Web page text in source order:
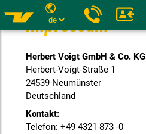
Impressum
Herbert Voigt GmbH & Co. KG
Herbert-Voigt-Straße 1
24539 Neumünster
Deutschland
Kontakt:
Telefon: +49 4321 873 -0